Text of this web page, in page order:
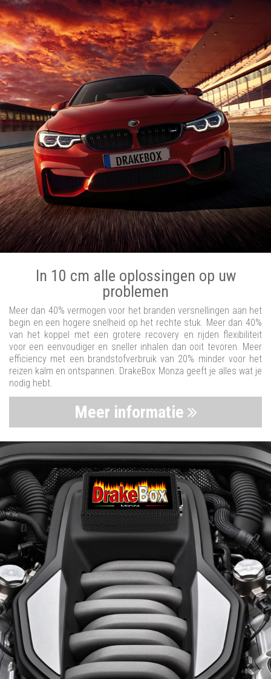
In 10 cm alle oplossingen op uw
problemen
Meer dan 40% vermogen voor het branden versnellingen aan het
begin en een hogere snelheid op het rechte stuk. Meer dan 40%
van het koppel met een grotere recovery en rijden flexibiliteit
voor een eenvoudiger en sneller inhalen dan ooit tevoren. Meer
efficiency met een brandstofverbruik van 20% minder voor het
reizen kalm en ontspannen. DrakeBox Monza geeft je alles wat je
nodig hebt.
Meer informatie